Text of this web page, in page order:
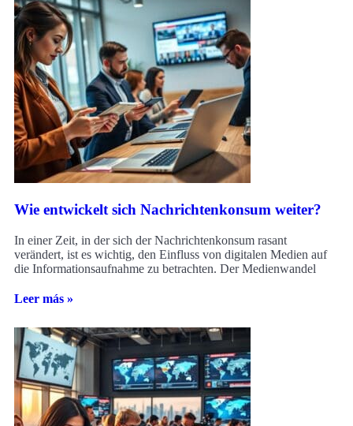
Wie entwickelt sich Nachrichtenkonsum weiter?
In einer Zeit, in der sich der Nachrichtenkonsum rasant
verändert, ist es wichtig, den Einfluss von digitalen Medien auf
die Informationsaufnahme zu betrachten. Der Medienwandel
Leer más »